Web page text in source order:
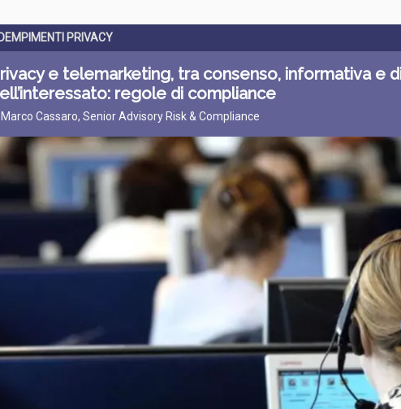
PRIVACY
e telemarketing, tra consenso, informativa e
regole di compliance
Cassaro, Senior Advisory Risk & Compliance